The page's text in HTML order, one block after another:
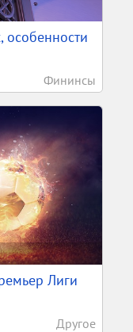
особенности
Фининсы
Лиги
Другое